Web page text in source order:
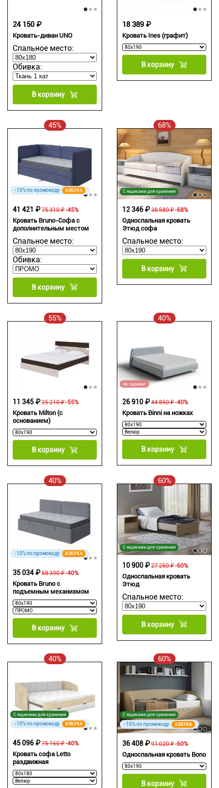
Кровать-диван UNO
Спальное место:
Обивка:
24 150 ₽
В корзину
Кровать Ines (графит)
18 389 ₽
В корзину
45%
-10% по промокоду АЗБУКА
Кровать Bruno-Софа с
дополнительным местом
Спальное место:
Обивка:
75 310 ₽
41 421 ₽ -45%
В корзину
68%
С ящиками для хранения
Односпальная кровать
Этюд софа
Спальное место:
38 580 ₽
12 346 ₽ -68%
В корзину
55%
Кровать Milton (с
основанием)
25 210 ₽
11 345 ₽ -55%
В корзину
40%
Не скрипит
Кровать Binni на ножках
44 850 ₽
26 910 ₽ -40%
В корзину
40%
-10% по промокоду АЗБУКА
Кровать Bruno с
подъемным механизмом
58 390 ₽
35 034 ₽ -40%
В корзину
60%
С ящиками для хранения
Односпальная кровать
Этюд
Спальное место:
27 250 ₽
10 900 ₽ -60%
В корзину
40%
С ящиками для хранения
-10% по промокоду АЗБУКА
Кровать софа Letto
раздвижная
75 160 ₽
45 096 ₽ -40%
60%
С ящиками для хранения
-10% по промокоду АЗБУКА
Односпальная кровать Bono
91 020 ₽
36 408 ₽ -60%
В корзину